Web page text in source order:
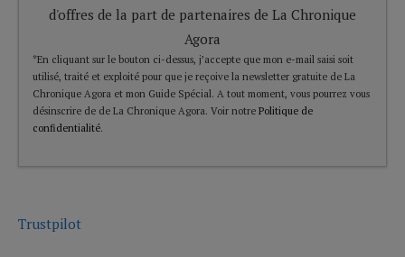
d'offres de la part de partenaires de La Chronique
Agora
*En cliquant sur le bouton ci-dessus, j’accepte que mon e-mail saisi soit
utilisé, traité et exploité pour que je reçoive la newsletter gratuite de La
Chronique Agora et mon Guide Spécial. A tout moment, vous pourrez vous
désinscrire de de La Chronique Agora. Voir notre Politique de
confidentialité.
Trustpilot